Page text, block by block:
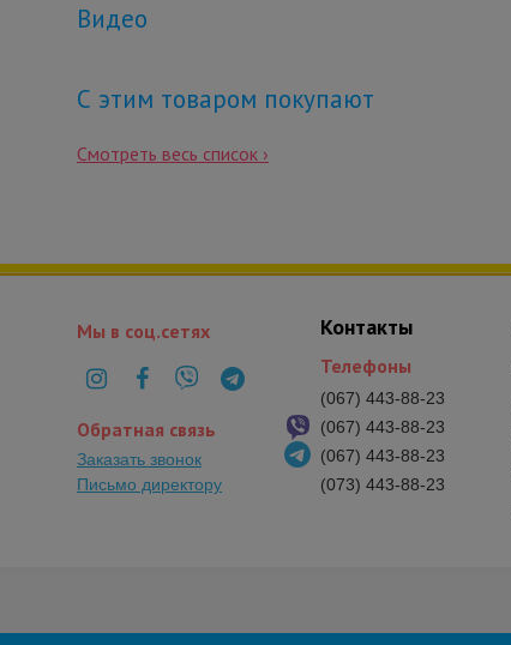
Видео
С этим товаром покупают
Смотреть весь список ›
Контакты
Телефоны
(067) 443-88-23
(067) 443-88-23
(067) 443-88-23
(073) 443-88-23
Мы в соц.сетях
Обратная связь
Заказать звонок
Письмо директору